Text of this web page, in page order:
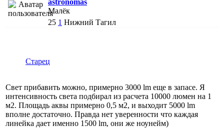
Малёк
25 1 Нижний Тагил
Старец
Свет прибавить можно, примерно 3000 lm еще в запасе. Я
интенсивность света подбирал из расчета 10000 люмен на 1
м2. Площадь аквы примерно 0,5 м2, и выходит 5000 lm
вполне достаточно. Правда нет уверенности что каждая
линейка дает именно 1500 lm, они же ноунейм)